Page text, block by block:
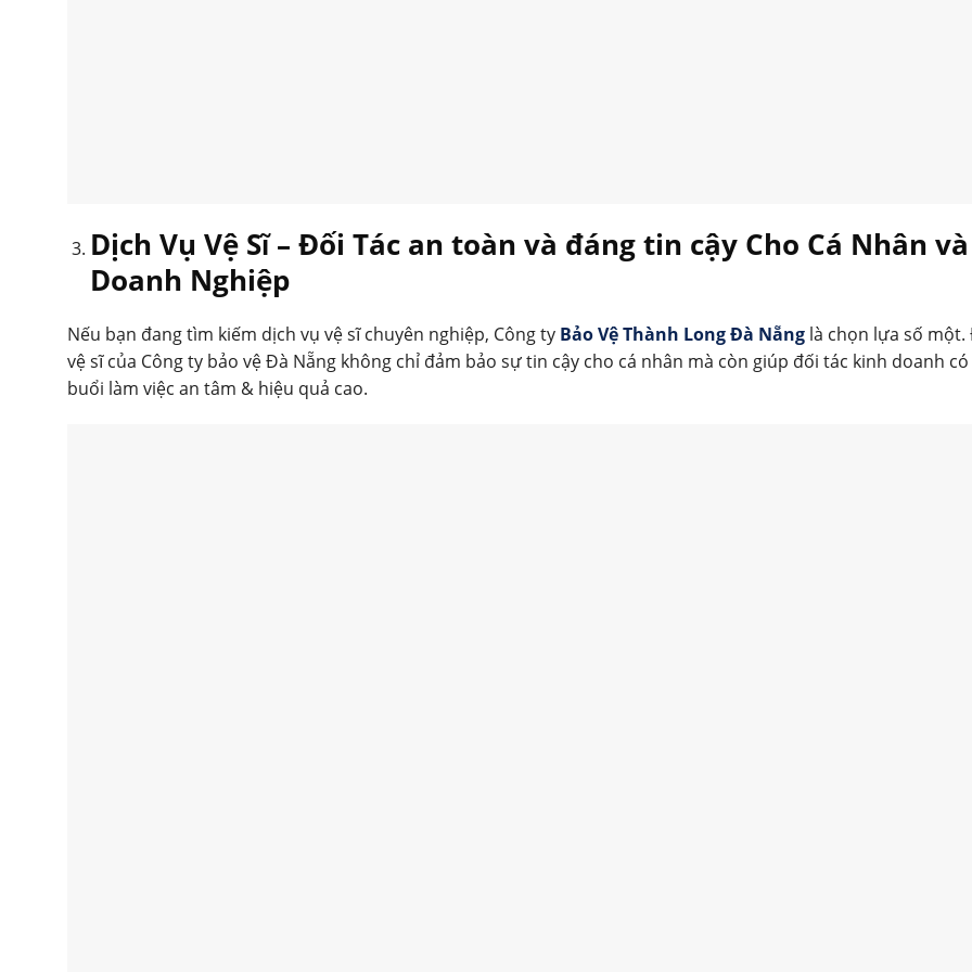
Dịch Vụ Vệ Sĩ – Đối Tác an toàn và đáng tin cậy Cho Cá Nhân và
Doanh Nghiệp
Nếu bạn đang tìm kiếm dịch vụ vệ sĩ chuyên nghiệp, Công ty Bảo Vệ Thành Long Đà Nẵng là chọn lựa số một.
vệ sĩ của Công ty bảo vệ Đà Nẵng không chỉ đảm bảo sự tin cậy cho cá nhân mà còn giúp đối tác kinh doanh
buổi làm việc an tâm & hiệu quả cao.